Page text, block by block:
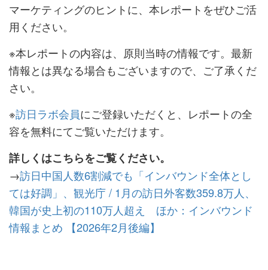
マーケティングのヒントに、本レポートをぜひご活
用ください。
※本レポートの内容は、原則当時の情報です。最新
情報とは異なる場合もございますので、ご了承くだ
さい。
※訪日ラボ会員にご登録いただくと、レポートの全
容を無料にてご覧いただけます。
詳しくはこちらをご覧ください。
→訪日中国人数6割減でも「インバウンド全体とし
ては好調」、観光庁 / 1月の訪日外客数359.8万人、
韓国が史上初の110万人超え ほか：インバウンド
情報まとめ 【2026年2月後編】